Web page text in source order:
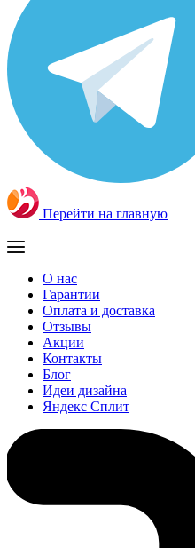
Перейти на главную
О нас
Гарантии
Оплата и доставка
Отзывы
Акции
Контакты
Блог
Идеи дизайна
Яндекс Сплит